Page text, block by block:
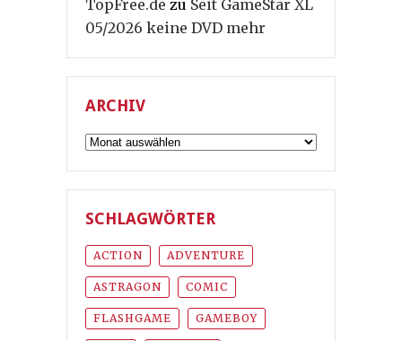
TopFree.de zu Seit GameStar XL
05/2026 keine DVD mehr
ARCHIV
Archiv
SCHLAGWÖRTER
ACTION ADVENTURE
ASTRAGON COMIC
FLASHGAME GAMEBOY